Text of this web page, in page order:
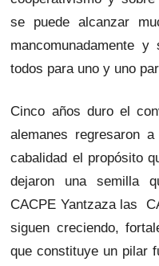
se puede alcanzar
mancomunadamente
todos para uno y uno
Cinco años duro el
alemanes regresaron
cabalidad el propósito
dejaron una semilla
CACPE Yantzaza las
siguen creciendo,
que constituye un pilar